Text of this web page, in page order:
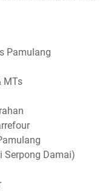
Pamulang
MTs
Serpong Damai)